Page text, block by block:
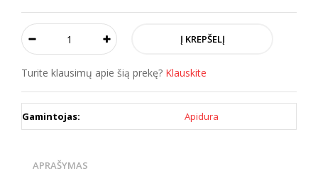
Turite klausimų apie šią prekę? Klauskite
Gamintojas: Apidura
APRAŠYMAS